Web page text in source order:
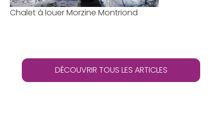
Chalet à louer Morzine Montriond
DÉCOUVRIR TOUS LES ARTICLES